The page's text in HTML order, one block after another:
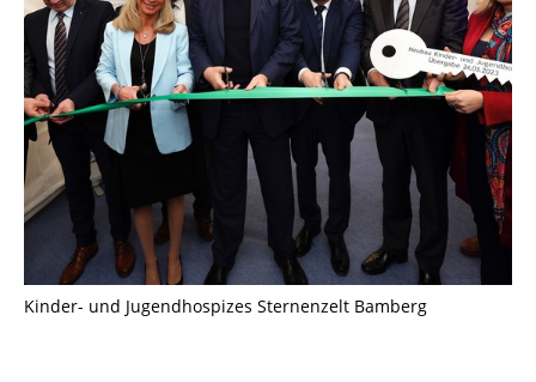
Kinder- und Jugendhospizes Sternenzelt Bamberg